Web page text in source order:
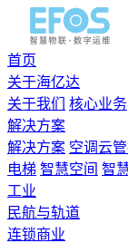
首页
关于海亿达
关于我们
核心业务
解决方案
解决方案 空调云
电梯 智慧空间 智
工业
民航与轨道
连锁商业